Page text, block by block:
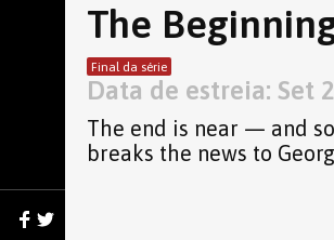
The
Final da série
Data de estreia: Set
The end is near — and
breaks the news to